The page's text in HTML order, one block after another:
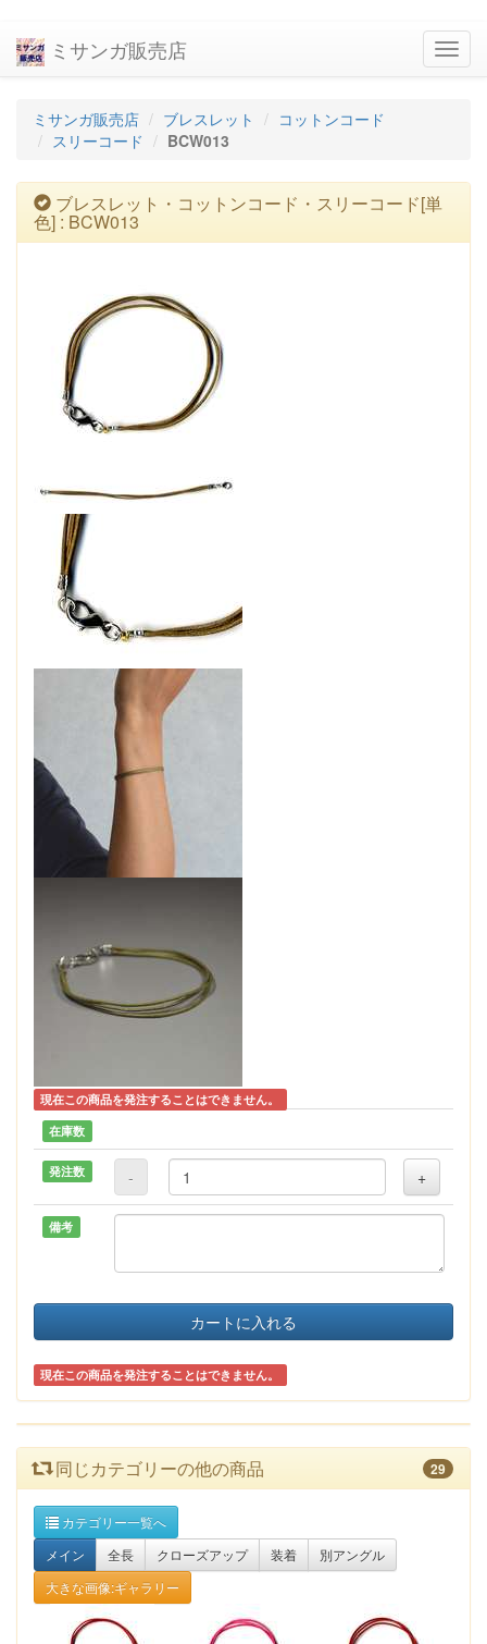
ミサンガ販売店
ミサンガ販売店 ブレスレット
コットンコード
スリーコード
BCW013
ブレスレット・コットンコード・スリーコード[単
色] : BCW013
現在この商品を発注することはできません。
在庫数
発注数 - +
備考
カートに入れる
現在この商品を発注することはできません。
同じカテゴリーの他の商品 29
カテゴリー一覧へ
メイン
全長 クローズアップ 装着
別アングル
大きな画像:ギャラリー